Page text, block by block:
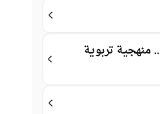
منهجية تربوية